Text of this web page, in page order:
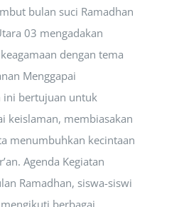
bulan suci Ramadhan
03 mengadakan
dengan tema
Menggapai
ini bertujuan untuk
keislaman, membiasakan
menumbuhkan kecintaan
Agenda Kegiatan
Ramadhan, siswa-siswi